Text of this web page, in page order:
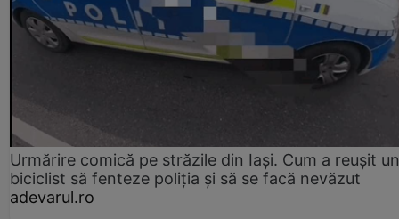
Urmărire comică pe străzile din Iași. Cum a reușit un
biciclist să fenteze poliția și să se facă nevăzut
adevarul.ro